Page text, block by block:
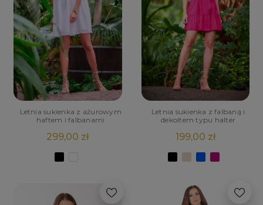
Letnia sukienka z ażurowym
haftem i falbanami
299,00 zł
Letnia sukienka z falbaną i
dekoltem typu halter
199,00 zł